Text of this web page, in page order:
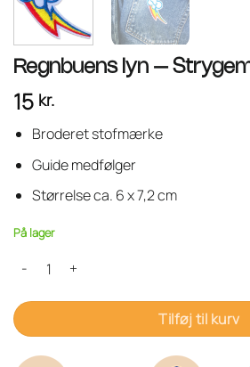
Regnbuens lyn –
15 kr.
Broderet stofmærke
Guide medfølger
Størrelse ca. 6 x 7,2 cm
På lager
Regnbuens lyn - Strygemærke antal
Tilføj til kurv